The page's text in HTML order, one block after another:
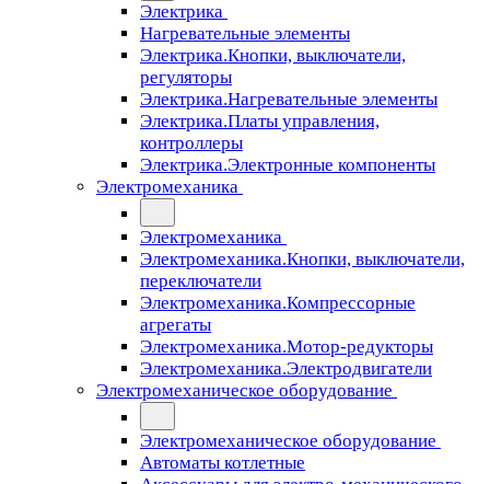
Электрика
Нагревательные элементы
Электрика.Кнопки, выключатели,
регуляторы
Электрика.Нагревательные элементы
Электрика.Платы управления,
контроллеры
Электрика.Электронные компоненты
Электромеханика
Электромеханика
Электромеханика.Кнопки, выключатели,
переключатели
Электромеханика.Компрессорные
агрегаты
Электромеханика.Мотор-редукторы
Электромеханика.Электродвигатели
Электромеханическое оборудование
Электромеханическое оборудование
Автоматы котлетные